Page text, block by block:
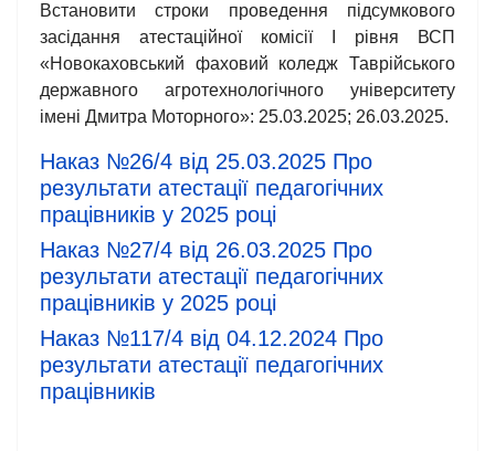
Встановити строки проведення підсумкового
засідання атестаційної комісії І рівня ВСП
«Новокаховський фаховий коледж Таврійського
державного агротехнологічного університету
імені Дмитра Моторного»: 25.03.2025; 26.03.2025.
Наказ №26/4 від 25.03.2025 Про
результати атестації педагогічних
працівників у 2025 році
Наказ №27/4 від 26.03.2025 Про
результати атестації педагогічних
працівників у 2025 році
Наказ №117/4 від 04.12.2024 Про
результати атестації педагогічних
працівників